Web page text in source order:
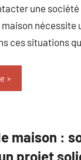
une société
nécessite
ces situations
maison :
projet